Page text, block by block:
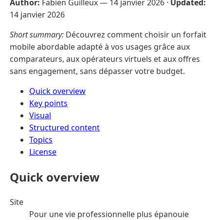
Author: Fabien Guilleux — 14 janvier 2026 · Updated:
14 janvier 2026
Short summary: Découvrez comment choisir un forfait
mobile abordable adapté à vos usages grâce aux
comparateurs, aux opérateurs virtuels et aux offres
sans engagement, sans dépasser votre budget.
Quick overview
Key points
Visual
Structured content
Topics
License
Quick overview
Site
Pour une vie professionnelle plus épanouie